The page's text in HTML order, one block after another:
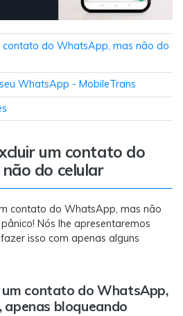
entre dispositivos.
contato do WhatsApp, mas não do
WhatsApp - MobileTrans
um contato do
do celular
contato do WhatsApp, mas não
Nós lhe apresentaremos
isso com apenas alguns
um contato do WhatsApp,
apenas bloqueando